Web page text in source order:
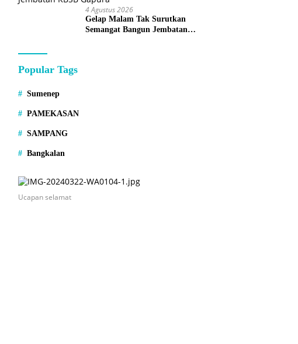
4 Agustus 2026
Gelap Malam Tak Surutkan
Semangat Bangun Jembatan
Popular Tags
Sumenep
PAMEKASAN
SAMPANG
Bangkalan
Ucapan selamat